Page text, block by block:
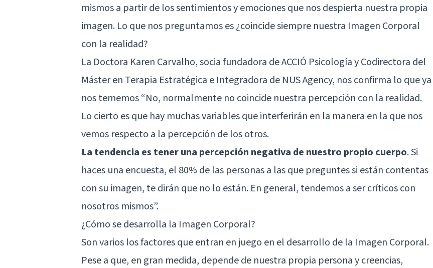
mismos a partir de los sentimientos y emociones que nos despierta nuestra propia
imagen. Lo que nos preguntamos es ¿coincide siempre nuestra Imagen Corporal
con la realidad?
La Doctora Karen Carvalho, socia fundadora de ACCIÓ Psicología y Codirectora del
Máster en Terapia Estratégica e Integradora de NUS Agency, nos confirma lo que ya
nos tememos “No, normalmente no coincide nuestra percepción con la realidad.
Lo cierto es que hay muchas variables que interferirán en la manera en la que nos
vemos respecto a la percepción de los otros.
La tendencia es tener una percepción negativa de nuestro propio cuerpo. Si
haces una encuesta, el 80% de las personas a las que preguntes si están contentas
con su imagen, te dirán que no lo están. En general, tendemos a ser críticos con
nosotros mismos”.
¿Cómo se desarrolla la Imagen Corporal?
Son varios los factores que entran en juego en el desarrollo de la Imagen Corporal.
Pese a que, en gran medida, depende de nuestra propia persona y creencias,